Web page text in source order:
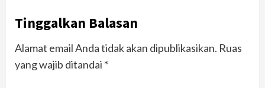
Tinggalkan Balasan
Alamat email Anda tidak akan dipublikasikan. Ruas
yang wajib ditandai *